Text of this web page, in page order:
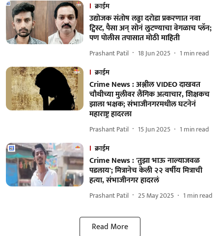
क्राईम
उद्योजक संतोष लड्डा दरोडा प्रकरणात नवा
ट्विस्ट, पैसा अन् सोनं लुटण्याचा वेगळाच प्लॅन;
पण पोलीस तपासात मोठी माहिती
Prashant Patil 18 Jun 2025 1 min read
क्राईम
Crime News : अश्लील VIDEO दाखवत
चौथीच्या मुलीवर लैंगिक अत्याचार, शिक्षकच
झाला भक्षक; संभाजीनगरमधील घटनेनं
महाराष्ट्र हादरला
Prashant Patil 15 Jun 2025 1 min read
क्राईम
Crime News : 'तुझा भाऊ नाल्याजवळ
पडलाय'; मित्रानेच केली २२ वर्षीय मित्राची
हत्या, संभाजीनगर हादरलं
Prashant Patil 25 May 2025 1 min read
Read More